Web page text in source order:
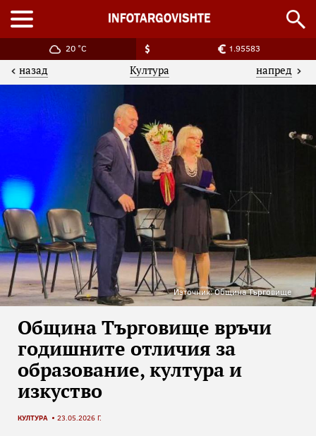
20 °C 1.95583
назад Култура напред
Източник: Община Търговище
Община Търговище връчи
годишните отличия за
образование, култура и
изкуство
КУЛТУРА 23.05.2026 Г.